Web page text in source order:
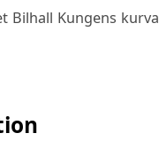
Bilhall Kungens kurva